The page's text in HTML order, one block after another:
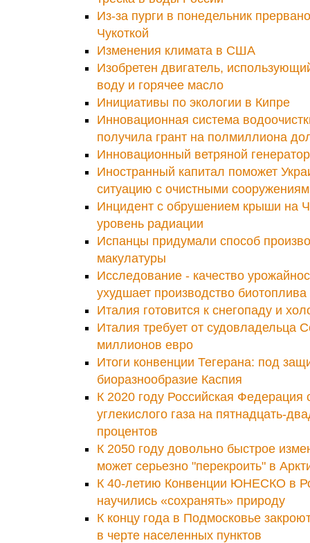
Из-за пурги в понедельник
Чукоткой
Изменения климата в США
Изобретен двигатель,
воду и горячее масло
Инициативы по экологии в Кипре
Инновационная система
получила грант на полмиллиона
Инновационный ветряной
Иностранный капитал поможет
ситуацию с очистными
Инцидент с обрушением крыши на
уровень радиации
Испанцы придумали способ
макулатуры
Исследование - качество
ухудшает производство биотоплива
Италия готовится к снегопаду и
Италия требует от судовладельца
миллионов евро
Итоги конвенции Тегерана: под
биоразнообразие Каспия
К 2020 году Российская Федерация
углекислого газа на пятнадцать-
процентов
К 2050 году довольно быстрое
может серьезно "перекроить" в
К 40-летию Конвенции ЮНЕСКО в
научились «сохранять» природу
К концу года в Подмосковье
в черте населенных пунктов